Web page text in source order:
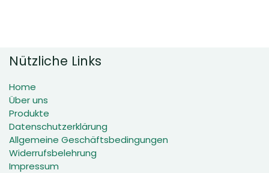
Nützliche Links
Home
Über uns
Produkte
Datenschutzerklärung
Allgemeine Geschäftsbedingungen
Widerrufsbelehrung
Impressum